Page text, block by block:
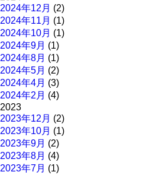
2024年12月 (2)
2024年11月 (1)
2024年10月 (1)
2024年9月 (1)
2024年8月 (1)
2024年5月 (2)
2024年4月 (3)
2024年2月 (4)
2023
2023年12月 (2)
2023年10月 (1)
2023年9月 (2)
2023年8月 (4)
2023年7月 (1)